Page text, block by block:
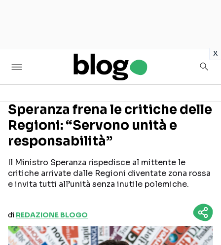
x
Seguici sui social
Speranza frena le critiche delle
Regioni: “Servono unità e
responsabilità”
Il Ministro Speranza rispedisce al mittente le
critiche arrivate dalle Regioni diventate zona rossa
e invita tutti all’unità senza inutile polemiche.
di REDAZIONE BLOGO